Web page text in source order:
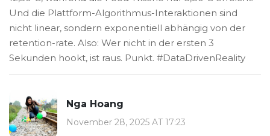
Und die Plattform-Algorithmus-Interaktionen sind
nicht linear, sondern exponentiell abhängig von der
retention-rate. Also: Wer nicht in der ersten 3
Sekunden hookt, ist raus. Punkt. #DataDrivenReality
Nga Hoang
November 28, 2025 AT 17:23